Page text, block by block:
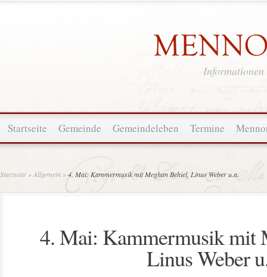
Startseite Gemeinde Gemeindeleben Termine
Startseite »Allgemein »4. Mai: Kammermusik mit Meghan Behiel, Linus Weber u.a.
4. Mai: Kammermusik mit
Linus Weber